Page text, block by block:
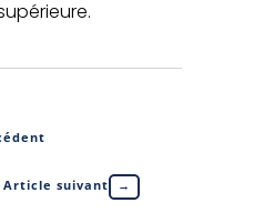
Article suivant →